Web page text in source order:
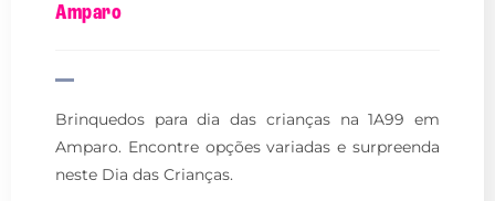
Amparo
Brinquedos para dia das crianças na 1A99 em
Amparo. Encontre opções variadas e surpreenda
neste Dia das Crianças.